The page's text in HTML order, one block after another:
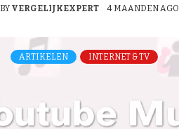
BY VERGELIJKEXPERT 4 MAANDEN AGO
ARTIKELEN INTERNET & TV